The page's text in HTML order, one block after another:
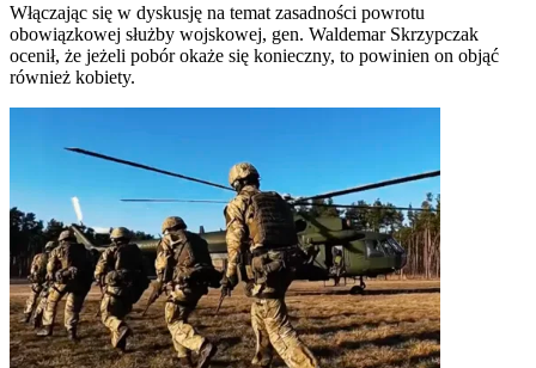
Włączając się w dyskusję na temat zasadności powrotu
obowiązkowej służby wojskowej, gen. Waldemar Skrzypczak
ocenił, że jeżeli pobór okaże się konieczny, to powinien on objąć
również kobiety.